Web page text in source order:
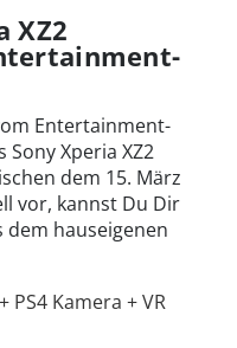
XZ2
Entertainment-
Xperia XZ2
dem 15. März
vor, kannst Du Dir
hauseigenen
PS4 Kamera + VR